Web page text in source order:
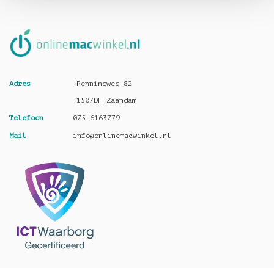
Adres
Penningweg 82
1507DH Zaandam
Telefoon 075-6163779
Mail info@onlinemacwinkel.nl